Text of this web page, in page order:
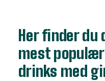
Her finder du
mest
drinks med